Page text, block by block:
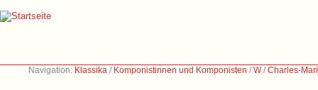
Navigation: Klassika / Komponistinnen und Komponisten /W/Charles-